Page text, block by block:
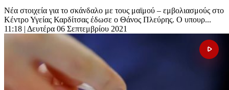
Νέα στοιχεία για το σκάνδαλο με τους μαϊμού – εμβολιασμούς στο
Κέντρο Υγείας Καρδίτσας έδωσε ο Θάνος Πλεύρης. Ο υπουρ...
11:18 | Δευτέρα 06 Σεπτεμβρίου 2021